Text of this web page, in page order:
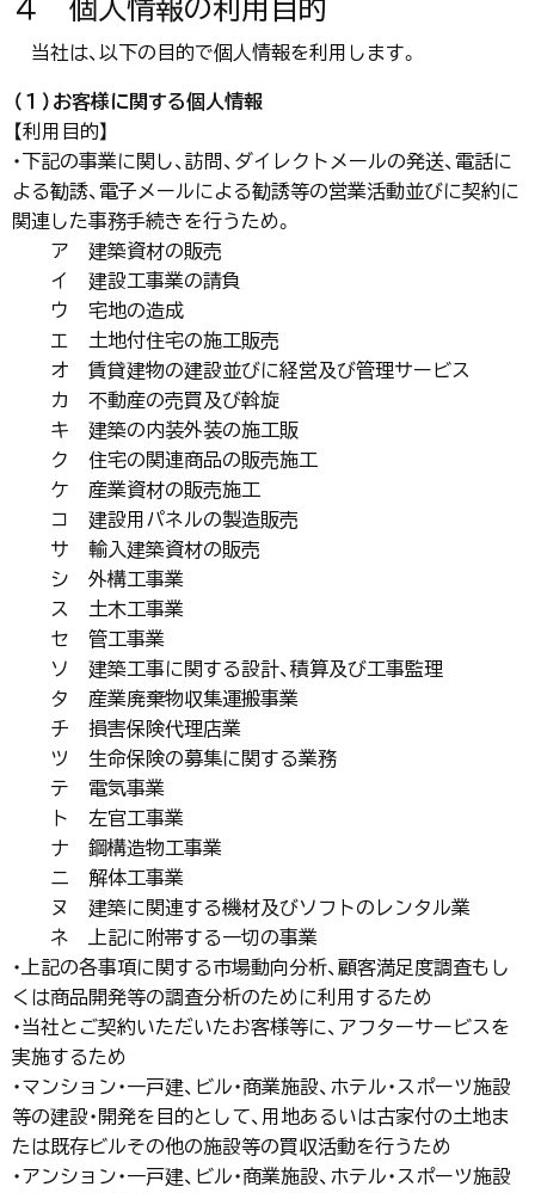
４ 個人情報の利用目的
当社は、以下の目的で個人情報を利用します。
（１）お客様に関する個人情報
【利用目的】
・下記の事業に関し、訪問、ダイレクトメールの発送、電話に
よる勧誘、電子メールによる勧誘等の営業活動並びに契約に
関連した事務手続きを行うため。
ア 建築資材の販売
イ 建設工事業の請負
ウ 宅地の造成
エ 土地付住宅の施工販売
オ 賃貸建物の建設並びに経営及び管理サービス
カ 不動産の売買及び斡旋
キ 建築の内装外装の施工販
ク 住宅の関連商品の販売施工
ケ 産業資材の販売施工
コ 建設用パネルの製造販売
サ 輸入建築資材の販売
シ 外構工事業
ス 土木工事業
セ 管工事業
ソ 建築工事に関する設計、積算及び工事監理
タ 産業廃棄物収集運搬事業
チ 損害保険代理店業
ツ 生命保険の募集に関する業務
テ 電気事業
ト 左官工事業
ナ 鋼構造物工事業
ニ 解体工事業
ヌ 建築に関連する機材及びソフトのレンタル業
ネ 上記に附帯する一切の事業
・上記の各事項に関する市場動向分析、顧客満足度調査もし
くは商品開発等の調査分析のために利用するため
・当社とご契約いただいたお客様等に、アフターサービスを
実施するため
・マンション・一戸建、ビル・商業施設、ホテル・スポーツ施設
等の建設・開発を目的として、用地あるいは古家付の土地ま
たは既存ビルその他の施設等の買収活動を行うため
・アンション・一戸建、ビル・商業施設、ホテル・スポーツ施設